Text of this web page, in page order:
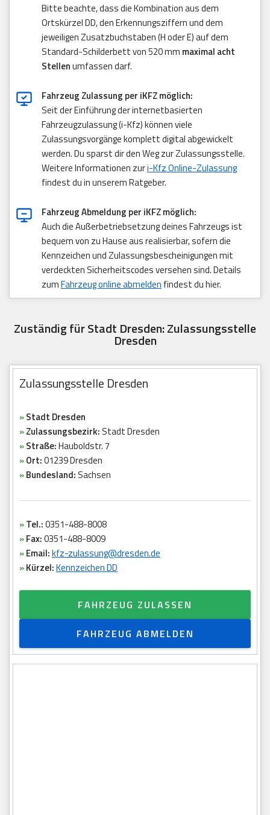
Bitte beachte, dass die Kombination aus dem
Ortskürzel DD, den Erkennungsziffern und dem
jeweiligen Zusatzbuchstaben (H oder E) auf dem
Standard-Schilderbett von 520 mm maximal acht
Stellenumfassen darf.
Fahrzeug Zulassung per iKFZ möglich:
Seit der Einführung der internetbasierten
Fahrzeugzulassung (i-Kfz) können viele
Zulassungsvorgänge komplett digital abgewickelt
werden. Du sparst dir den Weg zur Zulassungsstelle.
Weitere Informationen zuri-Kfz Online-Zulassung
findest du in unserem Ratgeber.
Fahrzeug Abmeldung per iKFZ möglich:
Auch die Außerbetriebsetzung deines Fahrzeugs ist
bequem von zu Hause aus realisierbar, sofern die
Kennzeichen und Zulassungsbescheinigungen mit
verdeckten Sicherheitscodes versehen sind. Details
zumFahrzeug online abmelden findest du hier.
Zuständig für Stadt Dresden: Zulassungsstelle
Dresden
Zulassungsstelle Dresden
»Stadt Dresden
»Zulassungsbezirk: Stadt Dresden
»Straße:Hauboldstr. 7
»Ort:01239 Dresden
»Bundesland: Sachsen
»Tel.:0351-488-8008
»Fax:0351-488-8009
»Email:kfz-zulassung@dresden.de
»Kürzel:Kennzeichen DD
FAHRZEUG ZULASSEN
FAHRZEUG ABMELDEN